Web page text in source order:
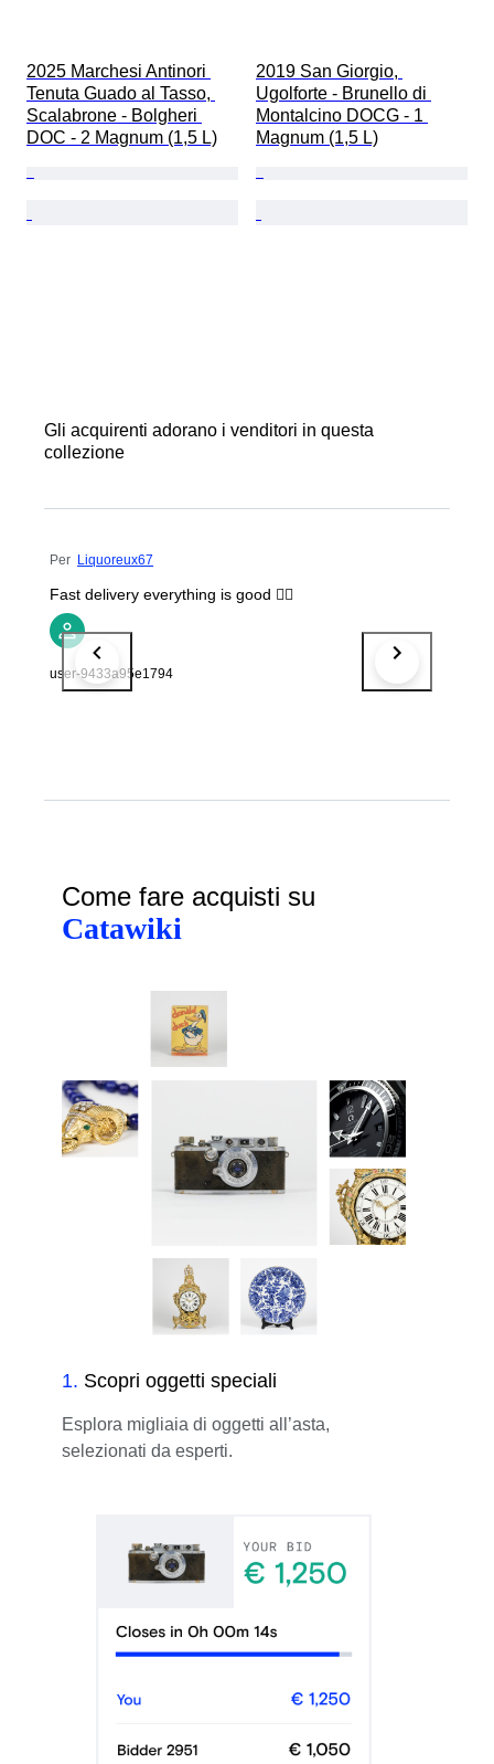
2025 Marchesi Antinori
Tenuta Guado al Tasso,
Scalabrone - Bolgheri
DOC - 2 Magnum (1,5 L)
2019 San Giorgio,
Ugolforte - Brunello di
Montalcino DOCG - 1
Magnum (1,5 L)
Gli acquirenti adorano i venditori in questa
collezione
Per Liquoreux67
Fast delivery everything is good 👍🏽
user-9433a95e1794
Come fare acquisti su
Catawiki
1. Scopri oggetti speciali
Esplora migliaia di oggetti all’asta,
selezionati da esperti.